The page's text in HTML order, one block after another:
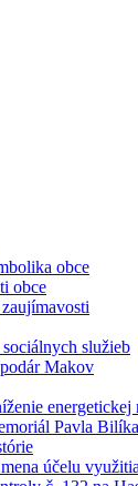
obce
obce
služieb
Makov
energetickej
Pavla
účelu